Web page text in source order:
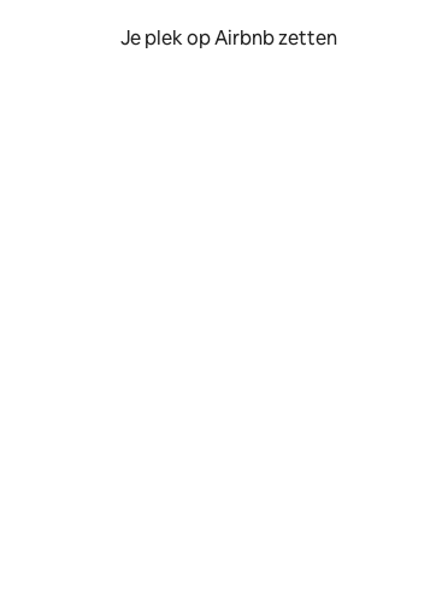
Je plek op Airbnb zetten